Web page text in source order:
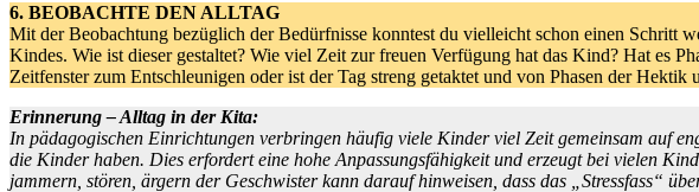
6. BEOBACHTE DEN ALLTAG
Mit der Beobachtung bezüglich der Bedürfnisse konntest du vielleicht schon einen Schritt
Kindes. Wie ist dieser gestaltet? Wie viel Zeit zur freuen Verfügung hat das Kind? Hat es
Zeitfenster zum Entschleunigen oder ist der Tag streng getaktet und von Phasen der
Erinnerung – Alltag in der Kita:
In pädagogischen Einrichtungen verbringen häufig viele Kinder viel Zeit gemeinsam auf
die Kinder haben. Dies erfordert eine hohe Anpassungsfähigkeit und erzeugt bei vielen
jammern, stören, ärgern der Geschwister kann darauf hinweisen, dass das „Stressfass“